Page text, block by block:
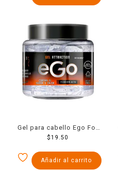
Gel para cabello Ego For
Men attraction 200 ml
$19.50
Añadir al carrito